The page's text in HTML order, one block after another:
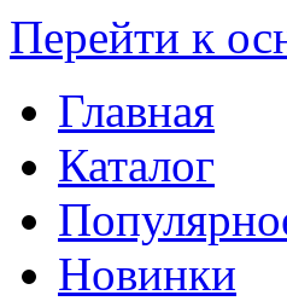
Перейти к
Главная
Каталог
Новинки